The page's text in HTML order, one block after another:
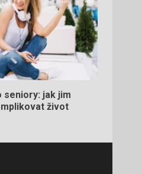
seniory: jak jim
život